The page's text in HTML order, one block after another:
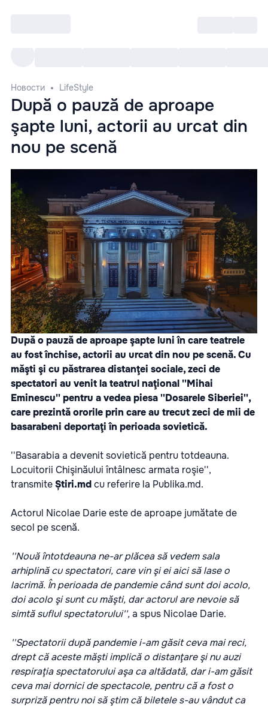
Новости LifeStyle
După o pauză de aproape
şapte luni, actorii au urcat din
nou pe scenă
După o pauză de aproape şapte luni în care teatrele
au fost închise, actorii au urcat din nou pe scenă. Cu
măşti şi cu păstrarea distanţei sociale, zeci de
spectatori au venit la teatrul naţional ''Mihai
Eminescu'' pentru a vedea piesa ''Dosarele Siberiei'',
care prezintă ororile prin care au trecut zeci de mii de
basarabeni deportaţi în perioada sovietică.
''Basarabia a devenit sovietică pentru totdeauna.
Locuitorii Chişinăului întâlnesc armata roşie'',
transmiteȘtiri.mdcu referire la Publika.md.
Actorul Nicolae Darie este de aproape jumătate de
secol pe scenă.
''Nouă întotdeauna ne-ar plăcea să vedem sala
arhiplină cu spectatori, care vin şi ei aici să lase o
lacrimă. În perioada de pandemie când sunt doi acolo,
doi acolo şi sunt cu măşti, dar actorul are nevoie să
simtă suflul spectatorului'',a spus Nicolae Darie.
''Spectatorii după pandemie i-am găsit ceva mai reci,
drept că aceste măşti implică o distanţare şi nu auzi
respiraţia spectatorului aşa ca altădată, dar i-am găsit
ceva mai dornici de spectacole, pentru că a fost o
surpriză pentru noi să ştim că biletele s-au vândut ca